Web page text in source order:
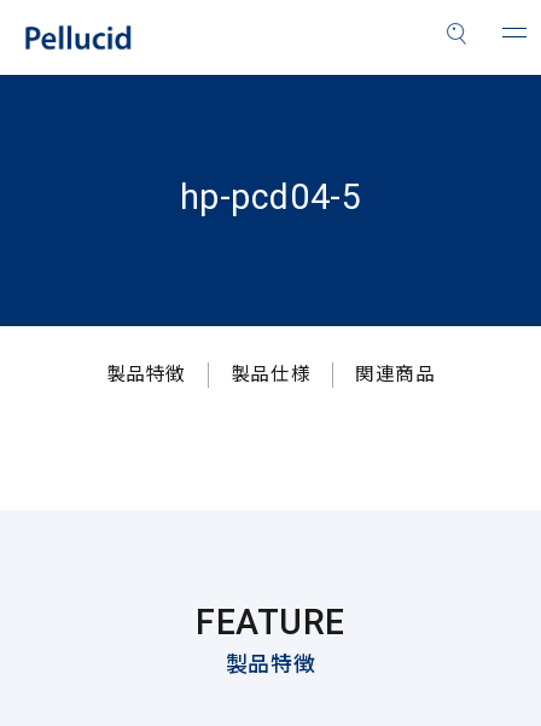
hp-pcd04-5
製品特徴 製品仕様 関連商品
FEATURE
製品特徴